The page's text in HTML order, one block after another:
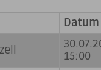
Datum
15:00